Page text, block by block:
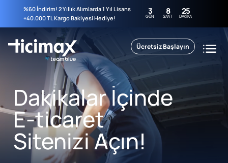
%60 İndirim! 2 Yıllık Alımlarda 1 Yıl Lisans
+40.000 TL Kargo Bakiyesi Hediye!
3
GÜN 8
SAAT 25
DAKIKA
Ücretsiz Başlayın
Dakikalar İçinde
E-ticaret
Sitenizi Açın!